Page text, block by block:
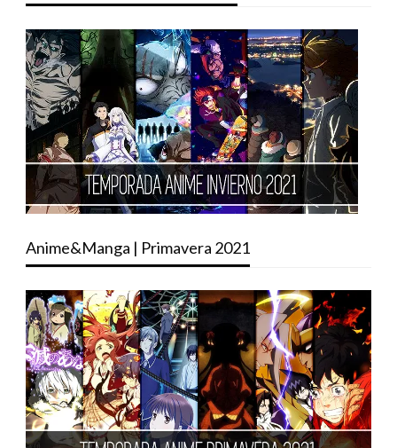
Anime&Manga | Primavera 2021